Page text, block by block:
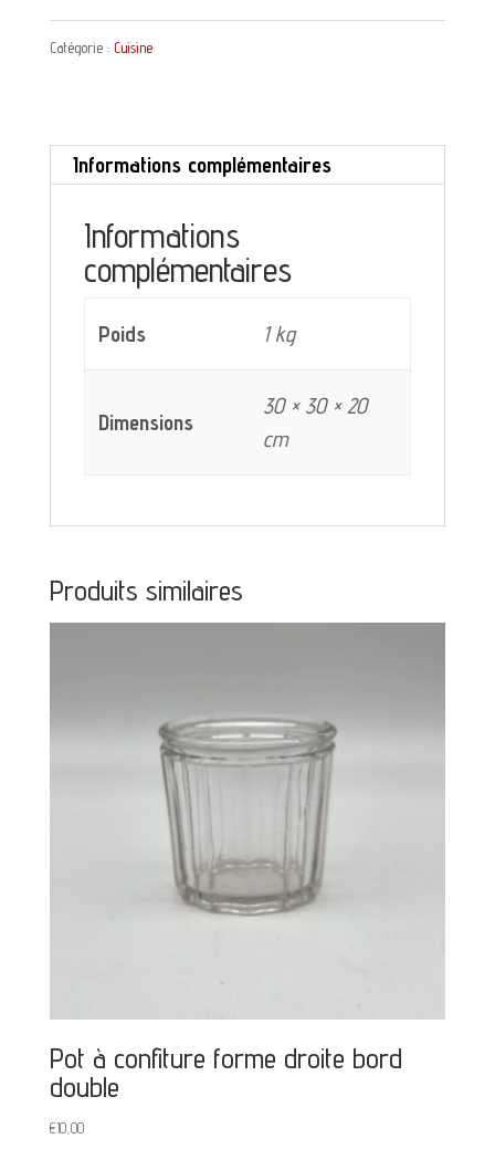
Lot
pots
anciens
confiture
Catégorie : Cuisine
Informations complémentaires
Informations
complémentaires
Poids 1 kg
Dimensions
30 × 30 × 20
cm
Produits similaires
Pot à confiture forme droite bord
double
€10,00